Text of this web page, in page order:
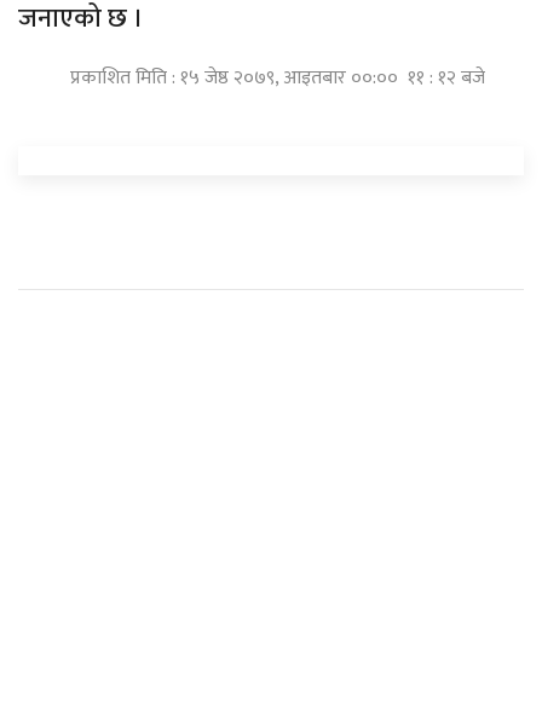
जनाएको छ ।
प्रकाशित मिति : १५ जेष्ठ २०७९, आइतबार ००:०० ११ : १२ बजे